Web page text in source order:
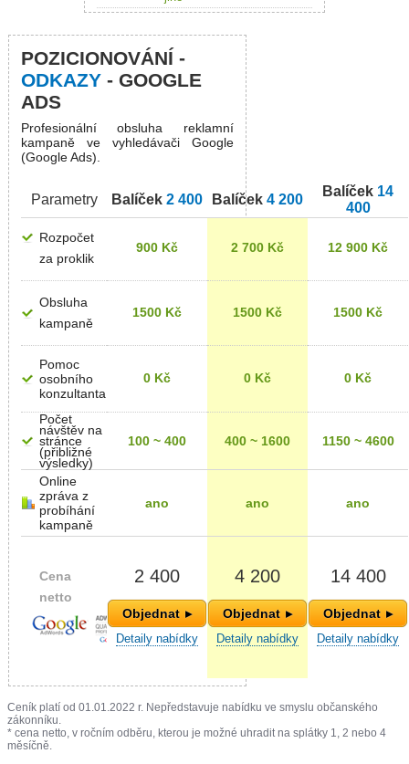
POZICIONOVÁNÍ -
ODKAZY - GOOGLE
ADS
Profesionální obsluha reklamní
kampaně ve vyhledávači Google
(Google Ads).
Parametry Balíček2 400 Balíček4 200
Balíček 14
400
Rozpočet
za proklik
900 Kč 2 700 Kč 12 900 Kč
Obsluha
kampaně
1500 Kč 1500 Kč 1500 Kč
Pomoc
osobního
konzultanta
0 Kč 0 Kč 0 Kč
Počet
návštěv na
stránce
(přibližné
výsledky)
100 ~ 400 400 ~ 1600 1150 ~ 4600
Online
zpráva z
probíhání
kampaně
ano ano ano
Cena
netto
2 400
Objednat
Detaily nabídky
4 200
Objednat
Detaily nabídky
14 400
Objednat
Detaily nabídky
Ceník platí od 01.01.2022 r. Nepředstavuje nabídku ve smyslu občanského
zákonníku.
* cena netto, v ročním odběru, kterou je možné uhradit na splátky 1, 2 nebo 4
měsíčně.